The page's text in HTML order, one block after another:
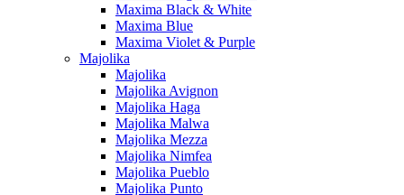
Maxima Black & White
Maxima Blue
Maxima Violet & Purple
Majolika
Majolika
Majolika Avignon
Majolika Haga
Majolika Malwa
Majolika Mezza
Majolika Nimfea
Majolika Pueblo
Majolika Punto